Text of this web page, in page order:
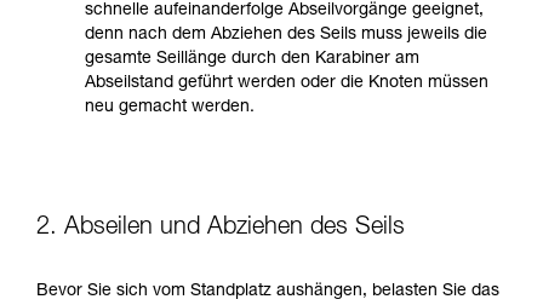
schnelle aufeinanderfolge Abseilvorgänge geeignet,
denn nach dem Abziehen des Seils muss jeweils die
gesamte Seillänge durch den Karabiner am
Abseilstand geführt werden oder die Knoten müssen
neu gemacht werden.
2. Abseilen und Abziehen des Seils
Bevor Sie sich vom Standplatz aushängen, belasten Sie das